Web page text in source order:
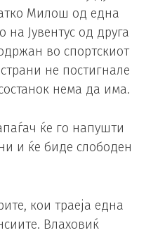
Милош од една
на Јувентус од друга
во спортскиот
не постигнале
нема да има.
ќе го напушти
и ќе биде слободен
кои траеја една
Влаховиќ